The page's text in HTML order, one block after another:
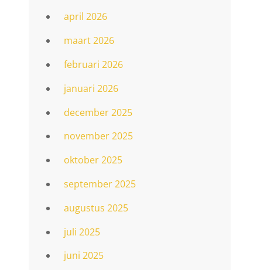
april 2026
maart 2026
februari 2026
januari 2026
december 2025
november 2025
oktober 2025
september 2025
augustus 2025
juli 2025
juni 2025